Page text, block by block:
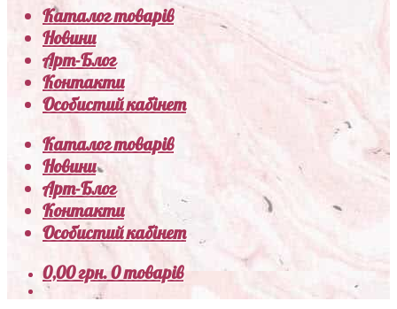
Каталог товарів
Новини
Арт-Блог
Контакти
Особистий кабінет
Каталог товарів
Новини
Арт-Блог
Контакти
Особистий кабінет
0,00грн.0 товарів